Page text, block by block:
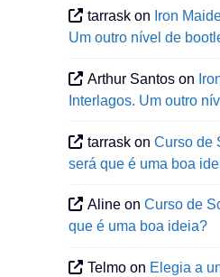
tarrask on Iron
Um outro nível de
Arthur Santos on
Interlagos. Um outro
tarrask onCurso de
será que é uma boa
Aline onCurso de
que é uma boa ideia?
Telmo on Elegia a